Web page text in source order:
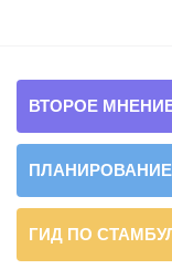
ВТОРОЕ
ГИД ПО